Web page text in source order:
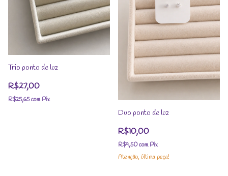
Trio ponto de luz
R$27,00
R$25,65com Pix
Duo ponto de luz
R$10,00
R$9,50com Pix
Atenção, última peça!